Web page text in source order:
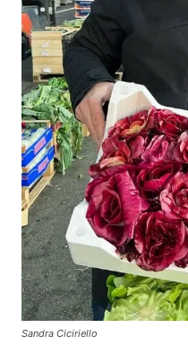
Sandra Ciciriello